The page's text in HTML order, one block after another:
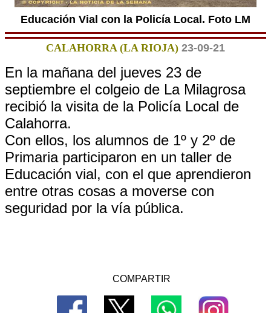
Educación Vial con la Policía Local. Foto LM
CALAHORRA (LA RIOJA) 23-09-21
En la mañana del jueves 23 de
septiembre el colgeio de La Milagrosa
recibió la visita de la Policía Local de
Calahorra.
Con ellos, los alumnos de 1º y 2º de
Primaria participaron en un taller de
Educación vial, con el que aprendieron
entre otras cosas a moverse con
seguridad por la vía pública.
COMPARTIR